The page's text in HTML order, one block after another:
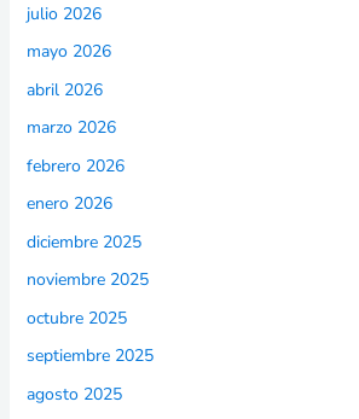
julio 2026
mayo 2026
abril 2026
marzo 2026
febrero 2026
enero 2026
diciembre 2025
noviembre 2025
octubre 2025
septiembre 2025
agosto 2025